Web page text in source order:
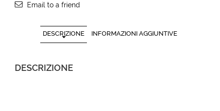
Email to a friend
DESCRIZIONE INFORMAZIONI AGGIUNTIVE
DESCRIZIONE